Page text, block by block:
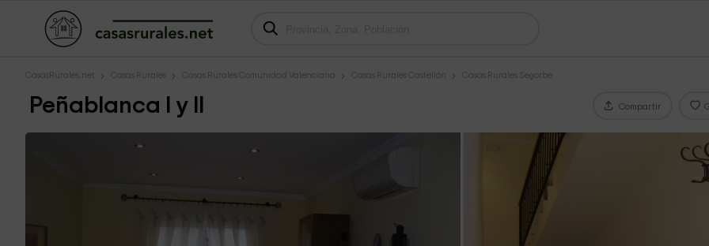
CasasRurales.net Casas Rurales Casas Rurales Comunidad Valenciana Casas Rurales Castellón Casas Rurales Segorbe
Peñablanca I y II Compartir